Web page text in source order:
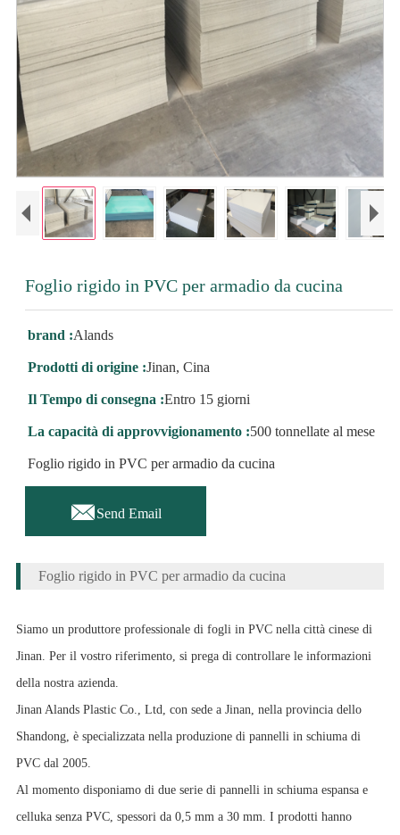
Foglio rigido in PVC per armadio da cucina
brand :Alands
Prodotti di origine :Jinan, Cina
Il Tempo di consegna :Entro 15 giorni
La capacità di approvvigionamento :500 tonnellate al mese
Foglio rigido in PVC per armadio da cucina
Send Email
Foglio rigido in PVC per armadio da cucina
Siamo un produttore professionale di fogli in PVC nella città cinese di
Jinan. Per il vostro riferimento, si prega di controllare le informazioni
della nostra azienda.
Jinan Alands Plastic Co., Ltd, con sede a Jinan, nella provincia dello
Shandong, è specializzata nella produzione di pannelli in schiuma di
PVC dal 2005.
Al momento disponiamo di due serie di pannelli in schiuma espansa e
celluka senza PVC, spessori da 0,5 mm a 30 mm. I prodotti hanno